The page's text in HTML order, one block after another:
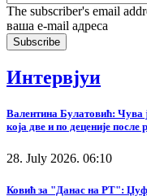
The subscriber's email
ваша е-mail адреса
Интервјуи
Валентина Булатовић: Чува
која две и по деценије
28. July 2026. 06:10
Ковић за "Данас на РТ":